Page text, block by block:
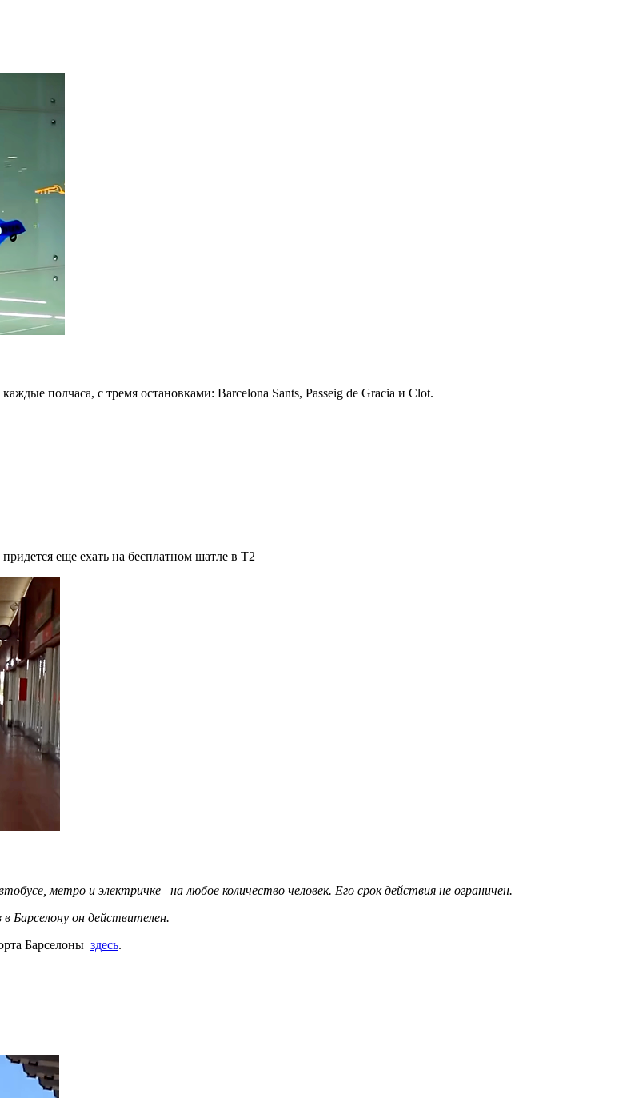
полчаса, с тремя остановками: Barcelona Sants, Passeig de Gracia и Clot.
еще ехать на бесплатном шатле в Т2
метро и электричке на любое количество человек. Его срок действия не ограничен.
Барселону он действителен.
Барселоны здесь.